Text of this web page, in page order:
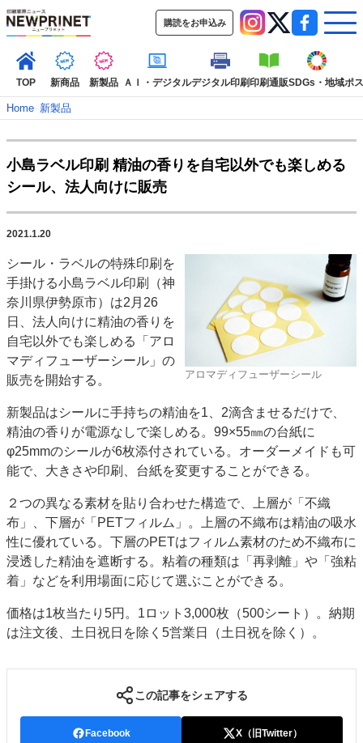
購読をお申込み
TOP 新商品 新製品 ＡＩ・デジタルデジタル印刷印刷通販SDGs・地域ポ
TOP
新着記事 特集記事
インタビュー
コレクション
デジタル印刷
印刷通販
SDGs・地域
ポストプレス ビジネス イベント
業界
市場・統計
人事・移転・異動・訃報
特集記事カテゴリー一覧
2022 見える化・MIS特集
特集・デジタル印刷 アイデアで勝負！ ～多様なビジネス・多彩な商材～
JAPAN PACK 2023 特集
中古印刷機・製本機特集
特集・デジタル印刷 ～ 新成長軌道を描く
案内
運営
会社案内
購読・購入申し込み
サイトポリシー
お問い合わせ
Home–新製品
小島ラベル印刷 精油の香りを自宅以外でも楽しめる
シール、法人向けに販売
2021.1.20
アロマディフューザーシール
シール・ラベルの特殊印刷を
手掛ける小島ラベル印刷（神
奈川県伊勢原市）は2月26
日、法人向けに精油の香りを
自宅以外でも楽しめる「アロ
マディフューザーシール」の
販売を開始する。
新製品はシールに手持ちの精油を1、2滴含ませるだけで、
精油の香りが電源なしで楽しめる。99×55㎜の台紙に
φ25mmのシールが6枚添付されている。オーダーメイドも可
能で、大きさや印刷、台紙を変更することができる。
２つの異なる素材を貼り合わせた構造で、上層が「不織
布」、下層が「PETフィルム」。上層の不織布は精油の吸水
性に優れている。下層のPETはフィルム素材のため不織布に
浸透した精油を遮断する。粘着の種類は「再剥離」や「強粘
着」などを利用場面に応じて選ぶことができる。
価格は1枚当たり5円。1ロット3,000枚（500シート）。納期
は注文後、土日祝日を除く5営業日（土日祝を除く）。
この記事をシェアする
Facebook X（旧Twitter）